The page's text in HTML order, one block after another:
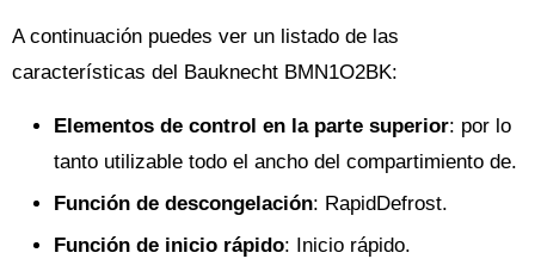
A continuación puedes ver un listado de las
características del Bauknecht BMN1O2BK:
Elementos de control en la parte superior: por lo
tanto utilizable todo el ancho del compartimiento de.
Función de descongelación: RapidDefrost.
Función de inicio rápido: Inicio rápido.